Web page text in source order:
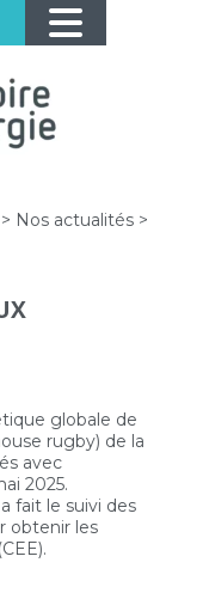
> Nos actualités>
globale de
rugby) de la
avec
2025.
fait le suivi des
obtenir les
(CEE).